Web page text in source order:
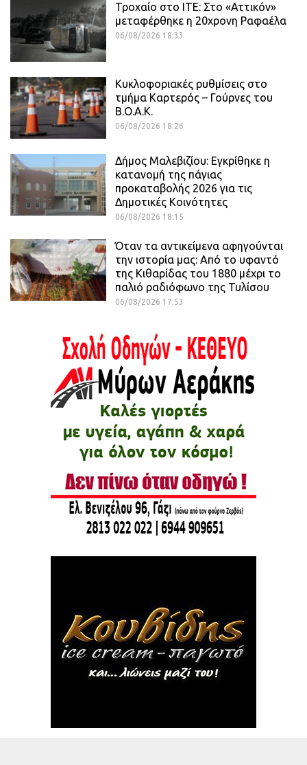
Τροχαίο στο ΙΤΕ: Στο «Αττικόν»
μεταφέρθηκε η 20χρονη Ραφαέλα
06/08/2026 18:33
Κυκλοφοριακές ρυθμίσεις στο
τμήμα Καρτερός – Γούρνες του
Β.Ο.Α.Κ.
06/08/2026 18:26
Δήμος Μαλεβιζίου: Εγκρίθηκε η
κατανομή της πάγιας
προκαταβολής 2026 για τις
Δημοτικές Κοινότητες
06/08/2026 18:15
Όταν τα αντικείμενα αφηγούνται
την ιστορία μας: Από το υφαντό
της Κιθαρίδας του 1880 μέχρι το
παλιό ραδιόφωνο της Τυλίσου
06/08/2026 17:53